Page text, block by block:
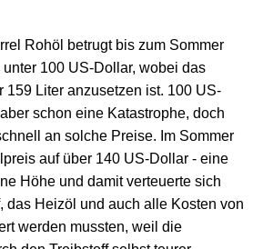
Rohöl betrugt bis zum Sommer
100 US-Dollar, wobei das
159 Liter anzusetzen ist. 100 US-
schon eine Katastrophe, doch
an solche Preise. Im Sommer
auf über 140 US-Dollar - eine
Höhe und damit verteuerte sich
das Heizöl und auch alle Kosten von
werden mussten, weil die